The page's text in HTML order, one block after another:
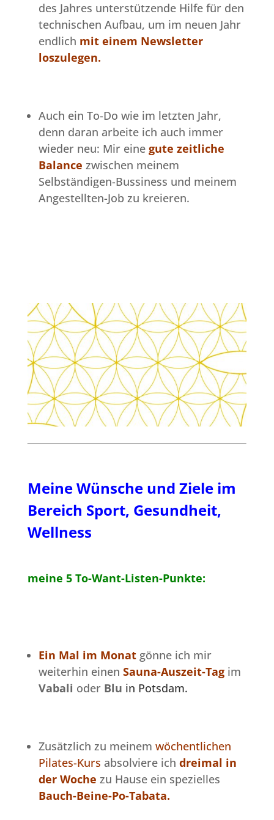
des Jahres unterstützende Hilfe für den
technischen Aufbau, um im neuen Jahr
endlich mit einem Newsletter
loszulegen.
Auch ein To-Do wie im letzten Jahr,
denn daran arbeite ich auch immer
wieder neu: Mir eine gute zeitliche
Balance zwischen meinem
Selbständigen-Bussiness und meinem
Angestellten-Job zu kreieren.
Meine Wünsche und Ziele im
Bereich Sport, Gesundheit,
Wellness
meine 5 To-Want-Listen-Punkte:
Ein Mal im Monatgönne ich mir
weiterhin einen Sauna-Auszeit-Tagim
Vabali oder Blu in Potsdam.
Zusätzlich zu meinem wöchentlichen
Pilates-Kurs absolviere ich dreimal in
der Woche zu Hause ein spezielles
Bauch-Beine-Po-Tabata.